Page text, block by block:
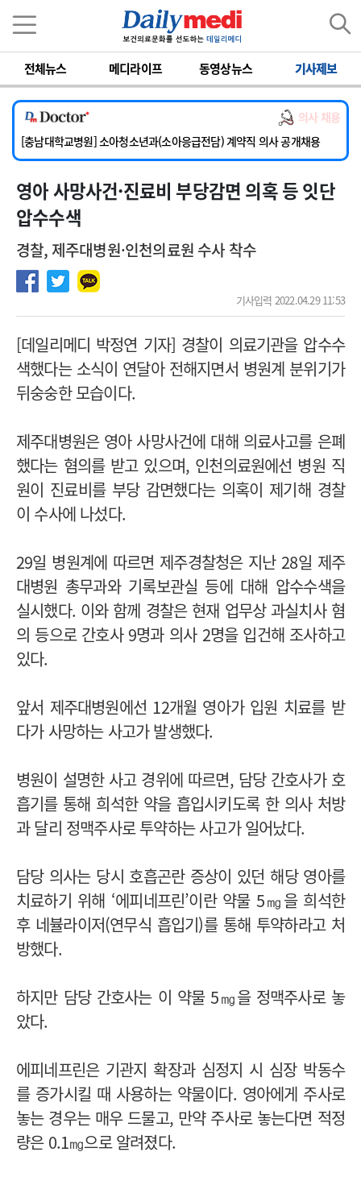
전체뉴스 메디라이프 동영상뉴스 기사제보
의사 채용
[서울아산병원] 2026년 하반기 인턴 모집
[영남대학교의료원] 마취통증의학과 임기제 임상의사 채용
[충남대학교병원] 소아청소년과(소아응급전담) 계약직 의사 공개채용
[동부병원] 계약직(응급의학과 전문의) 직원모집
[이대목동병원] 하반기 전공의(레지던트1년차) 모집
[서울아산병원] 2026년 하반기 인턴 모집
[영남대학교의료원] 마취통증의학과 임기제 임상의사 채용
영아 사망사건·진료비 부당감면 의혹 등 잇단
압수수색
경찰, 제주대병원·인천의료원 수사 착수
기사입력 2022.04.29 11:53
[데일리메디 박정연 기자] 경찰이 의료기관을 압수수
색했다는 소식이 연달아 전해지면서 병원계 분위기가
뒤숭숭한 모습이다.
제주대병원은 영아 사망사건에 대해 의료사고를 은폐
했다는 혐의를 받고 있으며, 인천의료원에선 병원 직
원이 진료비를 부당 감면했다는 의혹이 제기해 경찰
이 수사에 나섰다.
29일 병원계에 따르면 제주경찰청은 지난 28일 제주
대병원 총무과와 기록보관실 등에 대해 압수수색을
실시했다. 이와 함께 경찰은 현재 업무상 과실치사 혐
의 등으로 간호사 9명과 의사 2명을 입건해 조사하고
있다.
앞서 제주대병원에선 12개월 영아가 입원 치료를 받
다가 사망하는 사고가 발생했다.
병원이 설명한 사고 경위에 따르면, 담당 간호사가 호
흡기를 통해 희석한 약을 흡입시키도록 한 의사 처방
과 달리 정맥주사로 투약하는 사고가 일어났다.
담당 의사는 당시 호흡곤란 증상이 있던 해당 영아를
치료하기 위해 ‘에피네프린’이란 약물 5㎎을 희석한
후 네뷸라이저(연무식 흡입기)를 통해 투약하라고 처
방했다.
하지만 담당 간호사는 이 약물 5㎎을 정맥주사로 놓
았다.
에피네프린은 기관지 확장과 심정지 시 심장 박동수
를 증가시킬 때 사용하는 약물이다. 영아에게 주사로
놓는 경우는 매우 드물고, 만약 주사로 놓는다면 적정
량은 0.1㎎으로 알려졌다.